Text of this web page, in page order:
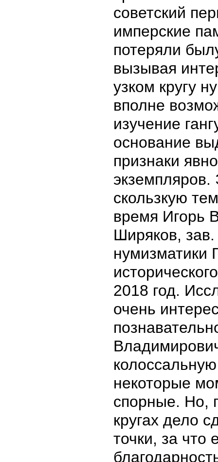
советский
имперские
потеряли
вызывая
узком кругу
вполне
изучение
основание
признаки
экземпляров.
скользкую
время Игорь
Ширяков,
нумизматики
2018 год.
очень
некоторые
спорные. Но,
кругах дело
точки, за что